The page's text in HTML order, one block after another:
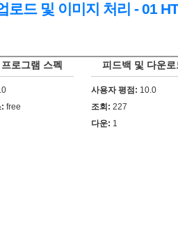
로드 및 이미지 처리 - 01
로그램 스펙
free
피드백 및 다운로
사용자 평점: 10.0
조회: 227
다운: 1